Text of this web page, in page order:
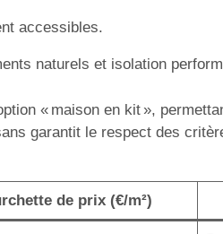
accessibles.
naturels et isolation
« maison en kit »,
garantit le respect des
de prix (€/m²)